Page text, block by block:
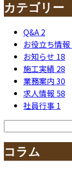
カテゴリー
Q&A 2
お役立ち情報
お知らせ 18
施工実績 28
業務案内 30
求人情報 58
社員行事 1
コラム